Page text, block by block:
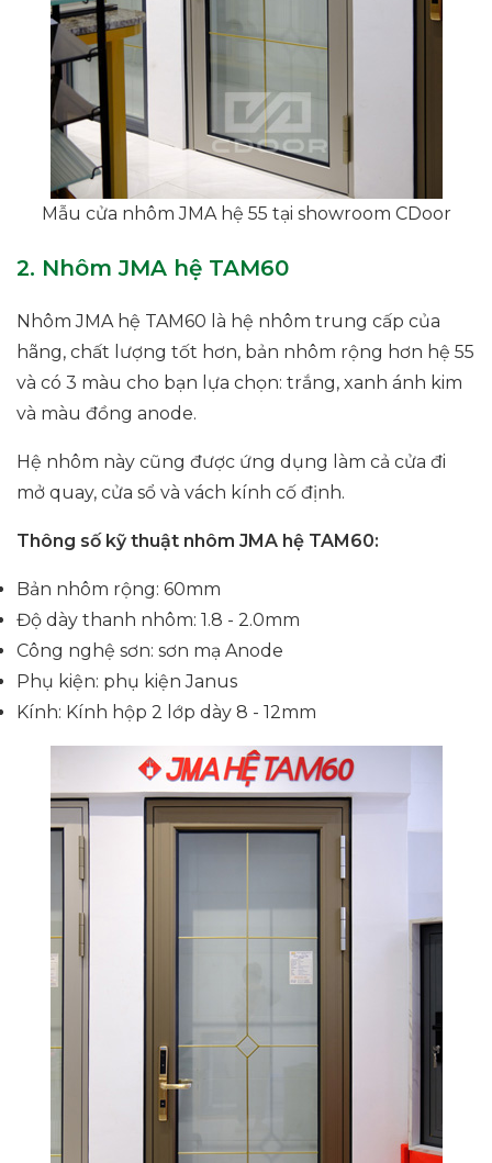
Mẫu cửa nhôm JMA hệ 55 tại showroom CDoor
2. Nhôm JMA hệ TAM60
Nhôm JMA hệ TAM60 là hệ nhôm trung cấp của
hãng, chất lượng tốt hơn, bản nhôm rộng hơn hệ 55
và có 3 màu cho bạn lựa chọn: trắng, xanh ánh kim
và màu đồng anode.
Hệ nhôm này cũng được ứng dụng làm cả cửa đi
mở quay, cửa sổ và vách kính cố định.
Thông số kỹ thuật nhôm JMA hệ TAM60:
Bản nhôm rộng: 60mm
Độ dày thanh nhôm: 1.8 - 2.0mm
Công nghệ sơn: sơn mạ Anode
Phụ kiện: phụ kiện Janus
Kính: Kính hộp 2 lớp dày 8 - 12mm